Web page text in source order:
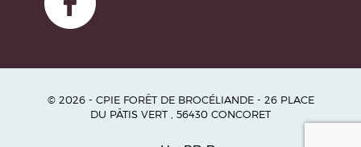
© 2026 - CPIE FORÊT DE BROCÉLIANDE - 26 PLACE
DU PÂTIS VERT , 56430 CONCORET